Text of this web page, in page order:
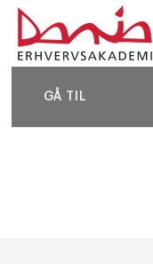
GÅ TIL
DEL SIDEN